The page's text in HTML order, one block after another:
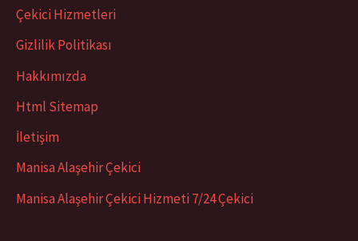
Çekici Hizmetleri
Gizlilik Politikası
Hakkımızda
Html Sitemap
İletişim
Manisa Alaşehir Çekici
Manisa Alaşehir Çekici Hizmeti 7/24 Çekici